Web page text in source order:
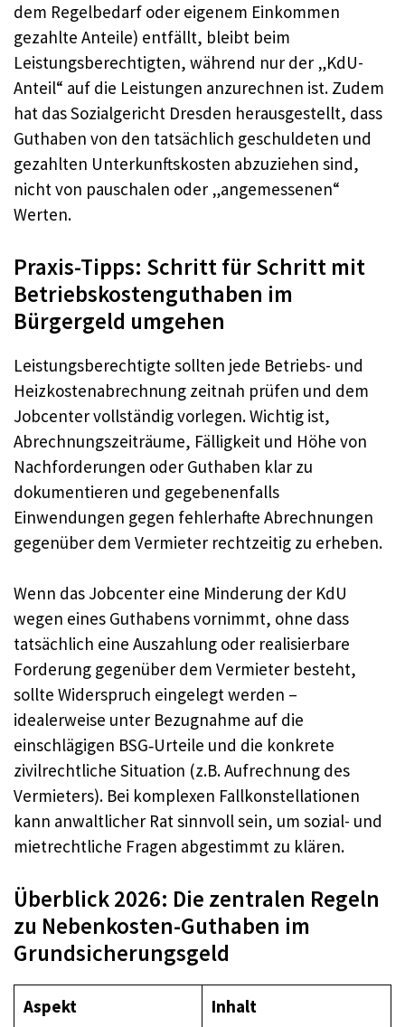
dem Regelbedarf oder eigenem Einkommen
gezahlte Anteile) entfällt, bleibt beim
Leistungsberechtigten, während nur der „KdU-
Anteil“ auf die Leistungen anzurechnen ist. Zudem
hat das Sozialgericht Dresden herausgestellt, dass
Guthaben von den tatsächlich geschuldeten und
gezahlten Unterkunftskosten abzuziehen sind,
nicht von pauschalen oder „angemessenen“
Werten.
Praxis-Tipps: Schritt für Schritt mit
Betriebskostenguthaben im
Bürgergeld umgehen
Leistungsberechtigte sollten jede Betriebs- und
Heizkostenabrechnung zeitnah prüfen und dem
Jobcenter vollständig vorlegen. Wichtig ist,
Abrechnungszeiträume, Fälligkeit und Höhe von
Nachforderungen oder Guthaben klar zu
dokumentieren und gegebenenfalls
Einwendungen gegen fehlerhafte Abrechnungen
gegenüber dem Vermieter rechtzeitig zu erheben.
Wenn das Jobcenter eine Minderung der KdU
wegen eines Guthabens vornimmt, ohne dass
tatsächlich eine Auszahlung oder realisierbare
Forderung gegenüber dem Vermieter besteht,
sollte Widerspruch eingelegt werden –
idealerweise unter Bezugnahme auf die
einschlägigen BSG‑Urteile und die konkrete
zivilrechtliche Situation (z.B. Aufrechnung des
Vermieters). Bei komplexen Fallkonstellationen
kann anwaltlicher Rat sinnvoll sein, um sozial- und
mietrechtliche Fragen abgestimmt zu klären.
Überblick 2026: Die zentralen Regeln
zu Nebenkosten-Guthaben im
Grundsicherungsgeld
Aspekt Inhalt